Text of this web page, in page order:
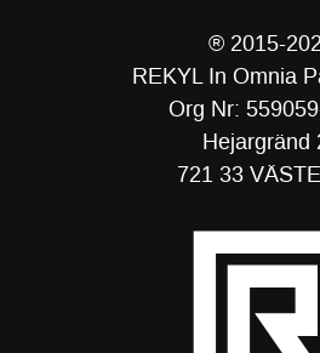
® 2015-
REKYL In Omnia
Org Nr:
Hejargränd
721 33